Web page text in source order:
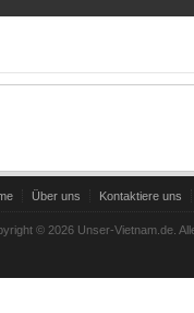
Über uns Kontaktiere uns
© 2026 Unser-Vietnam.de.